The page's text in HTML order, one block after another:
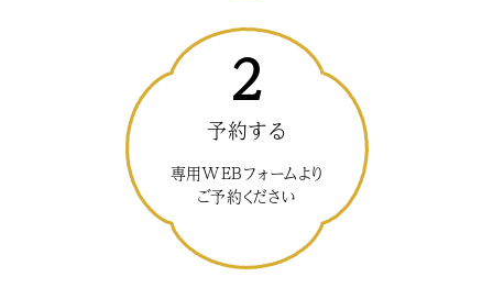
2
予約する
専用WEBフォームより
ご予約ください